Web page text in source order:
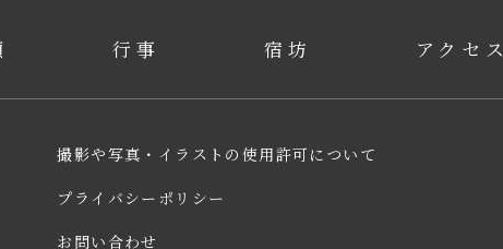
行事 宿坊 アクセス
撮影や写真・イラストの使用許可について
プライバシーポリシー
お問い合わせ